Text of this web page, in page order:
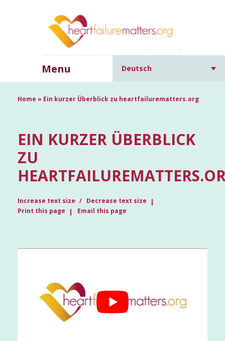
Menu Deutsch
Home » Ein kurzer Überblick zu heartfailurematters.org
EIN KURZER ÜBERBLICK
ZU
Increase text size
Decrease text size
Print this page
Email this page